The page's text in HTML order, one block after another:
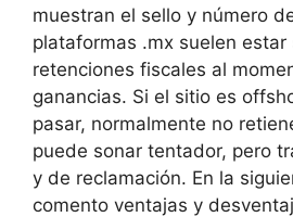
muestran el sello y número
plataformas .mx suelen estar
retenciones fiscales al
ganancias. Si el sitio es
pasar, normalmente no
puede sonar tentador, pero
y de reclamación. En la
comento ventajas y